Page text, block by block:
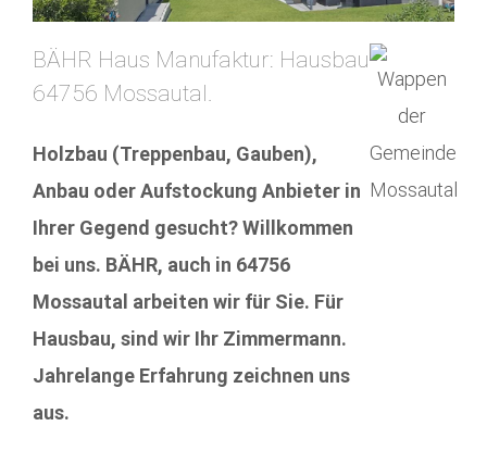
BÄHR Haus Manufaktur: Hausbau
64756 Mossautal.
Holzbau (Treppenbau, Gauben),
Anbau oder Aufstockung Anbieter in
Ihrer Gegend gesucht? Willkommen
bei uns. BÄHR, auch in 64756
Mossautal arbeiten wir für Sie. Für
Hausbau, sind wir Ihr Zimmermann.
Jahrelange Erfahrung zeichnen uns
aus.